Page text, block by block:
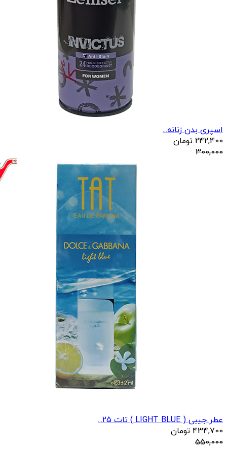
اسپری بدن زنانه...
242,400 تومان
300,000
عطر جیبی ( LIGHT BLUE ) تات 25...
434,700 تومان
550,000